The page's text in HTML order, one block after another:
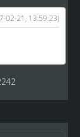
02-21, 13:59:23)